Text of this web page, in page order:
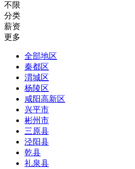
不限
分类
薪资
更多
全部地区
秦都区
渭城区
杨陵区
咸阳高新区
兴平市
彬州市
三原县
泾阳县
乾县
礼泉县